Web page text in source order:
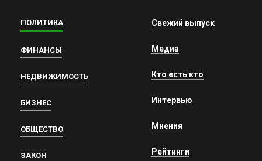
ПОЛИТИКА
ФИНАНСЫ
НЕДВИЖИМОСТЬ
БИЗНЕС
ОБЩЕСТВО
ЗАКОН
Свежий выпуск
Медиа
Кто есть кто
Интервью
Мнения
Рейтинги